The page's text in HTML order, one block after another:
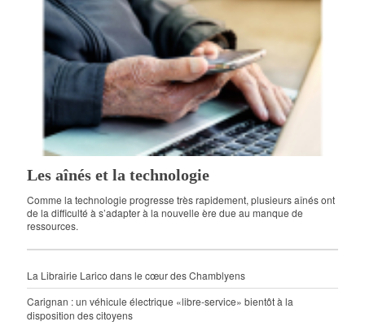
Les aînés et la technologie
Comme la technologie progresse très rapidement, plusieurs aînés ont
de la difficulté à s’adapter à la nouvelle ère due au manque de
ressources.
La Librairie Larico dans le cœur des Chamblyens
Carignan : un véhicule électrique «libre-service» bientôt à la
disposition des citoyens